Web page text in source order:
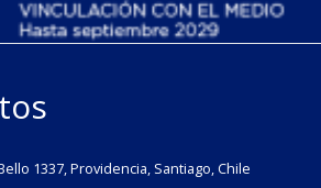
1337, Providencia, Santiago, Chile